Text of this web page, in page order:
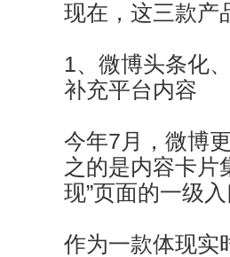
现在，这三款产
1、微博头条化
补充平台内容
今年7月，微博
之的是内容卡片
现”页面的一级
作为一款体现实